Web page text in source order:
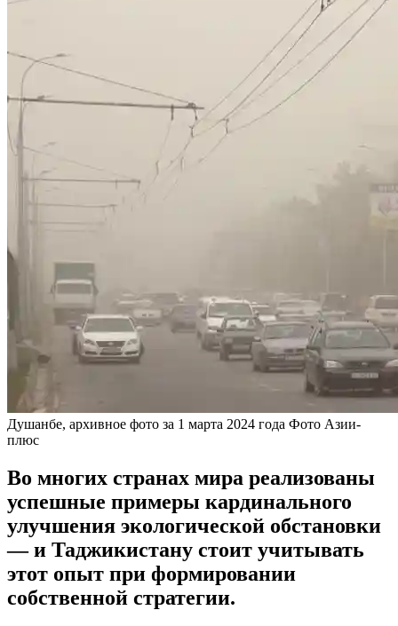
Душанбе, архивное фото за 1 марта 2024 года Фото Азии-
плюс
Во многих странах мира реализованы
успешные примеры кардинального
улучшения экологической обстановки
— и Таджикистану стоит учитывать
этот опыт при формировании
собственной стратегии.